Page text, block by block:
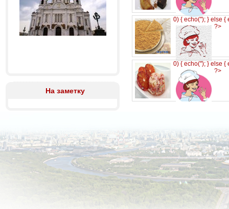
На заметку
0) { echo(''); } else {
?>
0) { echo(''); } else {
?>